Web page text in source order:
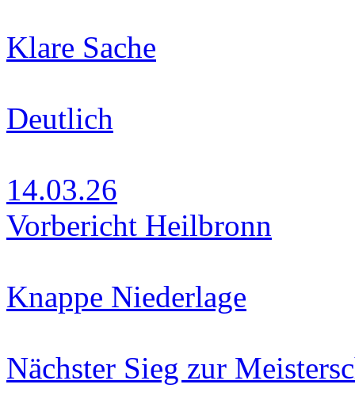
Klare Sache
Deutlich
14.03.26
Vorbericht Heilbronn
Knappe Niederlage
Nächster Sieg zur